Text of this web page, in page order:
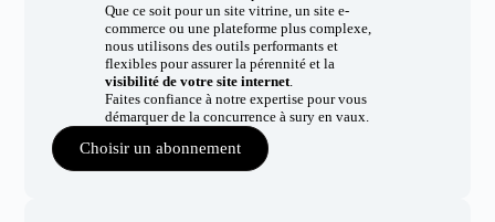
Que ce soit pour un site vitrine, un site e-
commerce ou une plateforme plus complexe,
nous utilisons des outils performants et
flexibles pour assurer la pérennité et la
visibilité de votre site internet.
Faites confiance à notre expertise pour vous
démarquer de la concurrence à sury en vaux.
Choisir un abonnement